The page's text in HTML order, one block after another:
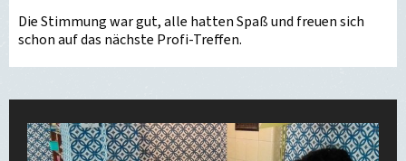
Die Stimmung war gut, alle hatten Spaß und freuen sich
schon auf das nächste Profi-Treffen.